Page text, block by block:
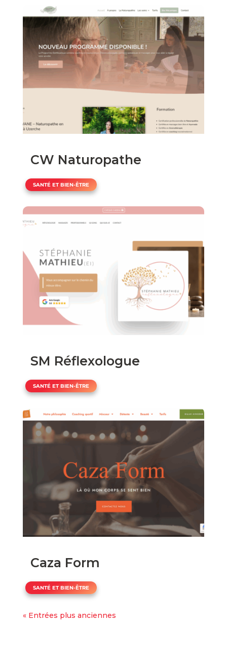
CW Naturopathe
SANTÉ ET BIEN-ÊTRE
SM Réflexologue
SANTÉ ET BIEN-ÊTRE
Caza Form
SANTÉ ET BIEN-ÊTRE
« Entrées plus anciennes